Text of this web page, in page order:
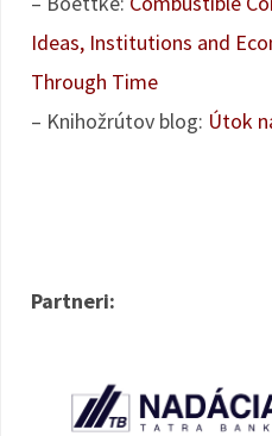
Ideas, Institutions and
Through Time
– Knihožrútov blog: Útok
Partneri: